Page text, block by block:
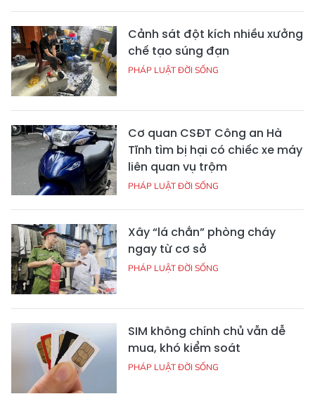
Cảnh sát đột kích nhiều xưởng
chế tạo súng đạn
PHÁP LUẬT ĐỜI SỐNG
Cơ quan CSĐT Công an Hà
Tĩnh tìm bị hại có chiếc xe máy
liên quan vụ trộm
PHÁP LUẬT ĐỜI SỐNG
Xây “lá chắn” phòng cháy
ngay từ cơ sở
PHÁP LUẬT ĐỜI SỐNG
SIM không chính chủ vẫn dễ
mua, khó kiểm soát
PHÁP LUẬT ĐỜI SỐNG